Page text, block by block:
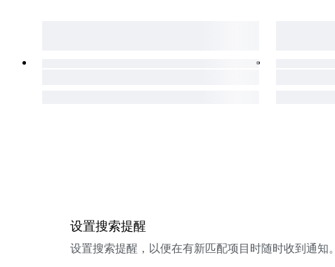
设置搜索提醒
设置搜索提醒，以便在有新匹配项目时随时收到通知。